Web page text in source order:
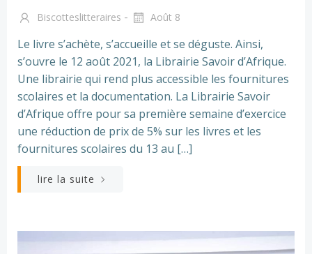
Biscotteslitteraires - Août 8
Le livre s’achète, s’accueille et se déguste. Ainsi,
s’ouvre le 12 août 2021, la Librairie Savoir d’Afrique.
Une librairie qui rend plus accessible les fournitures
scolaires et la documentation. La Librairie Savoir
d’Afrique offre pour sa première semaine d’exercice
une réduction de prix de 5% sur les livres et les
fournitures scolaires du 13 au […]
lire la suite